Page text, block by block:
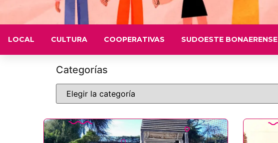
LOCAL CULTURA COOPERATIVAS SUDOESTE BONAERENSE
Categorías